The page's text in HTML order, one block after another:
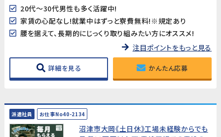
20代～30代男性も多く活躍中!
家賃の心配なし!就業中はずっと寮費無料!※規定あり
腰を据えて、長期的にじっくり取り組みたい方にオススメ!
注目ポイントをもっと見る
詳細を見る かんたん応募
派遣社員 お仕事No40-2134
沼津市大岡《土日休》工場未経験からでも